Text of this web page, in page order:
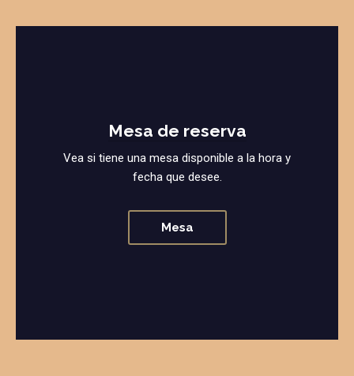
Mesa de reserva
Vea si tiene una mesa disponible a la hora y
fecha que desee.
Mesa